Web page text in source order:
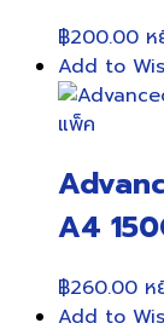
฿200.00 ห
Add to
A4
฿260.00 ห